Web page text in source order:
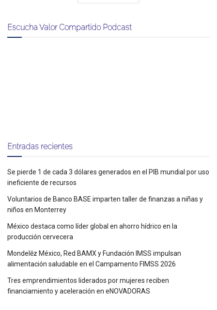
Escucha Valor Compartido Podcast
Entradas recientes
Se pierde 1 de cada 3 dólares generados en el PIB mundial por uso
ineficiente de recursos
Voluntarios de Banco BASE imparten taller de finanzas a niñas y
niños en Monterrey
México destaca como líder global en ahorro hídrico en la
producción cervecera
Mondelēz México, Red BAMX y Fundación IMSS impulsan
alimentación saludable en el Campamento FIMSS 2026
Tres emprendimientos liderados por mujeres reciben
financiamiento y aceleración en eNOVADORAS